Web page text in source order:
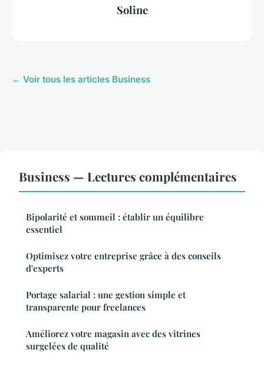
Soline
← Voir tous les articles Business
Business — Lectures complémentaires
Bipolarité et sommeil : établir un équilibre
essentiel
Optimisez votre entreprise grâce à des conseils
d'experts
Portage salarial : une gestion simple et
transparente pour freelances
Améliorez votre magasin avec des vitrines
surgelées de qualité